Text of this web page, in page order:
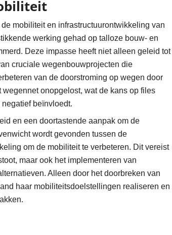
mobiliteit en infrastructuurontwikkeling van
werking gehad op talloze bouw- en
Deze impasse heeft niet alleen geleid tot
cruciale wegenbouwprojecten die
van de doorstroming op wegen door
onopgelost, wat de kans op files
beïnvloedt.
en een doortastende aanpak om de
wordt gevonden tussen de
om de mobiliteit te verbeteren. Dit vereist
maar ook het implementeren van
Alleen door het doorbreken van
haar mobiliteitsdoelstellingen realiseren en